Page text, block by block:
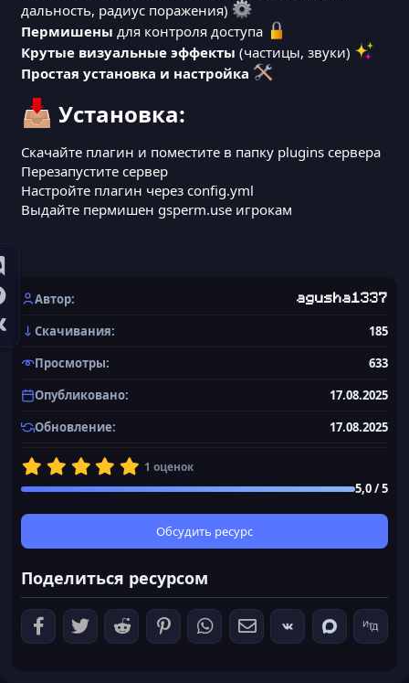
дальность, радиус поражения)
Пермишены для контроля доступа
Крутые визуальные эффекты (частицы, звуки)
Простая установка и настройка
Установка:​
Скачайте плагин и поместите в папку plugins сервера
Перезапустите сервер
Настройте плагин через config.yml
Выдайте пермишен gsperm.use игрокам
Автор agusha1337
Скачивания
185
Просмотры
633
Опубликовано
17.08.2025
Обновление
17.08.2025
5
,
0
0
в
ё
з
д
1 оценок
5,0 / 5
Обсудить ресурс
Поделиться ресурсом